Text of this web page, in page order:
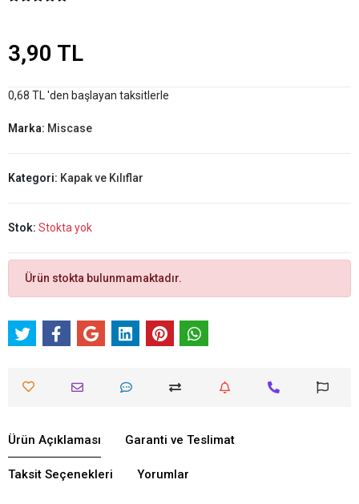
3,90 TL
0,68 TL 'den başlayan taksitlerle
Marka: Miscase
Kategori: Kapak ve Kılıflar
Stok: Stokta yok
Ürün stokta bulunmamaktadır.
Ürün Açıklaması Garanti ve Teslimat
Taksit Seçenekleri Yorumlar